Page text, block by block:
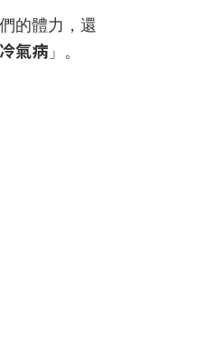
的體力，還
氣病 」。